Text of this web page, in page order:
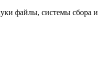
файлы, системы сбора и